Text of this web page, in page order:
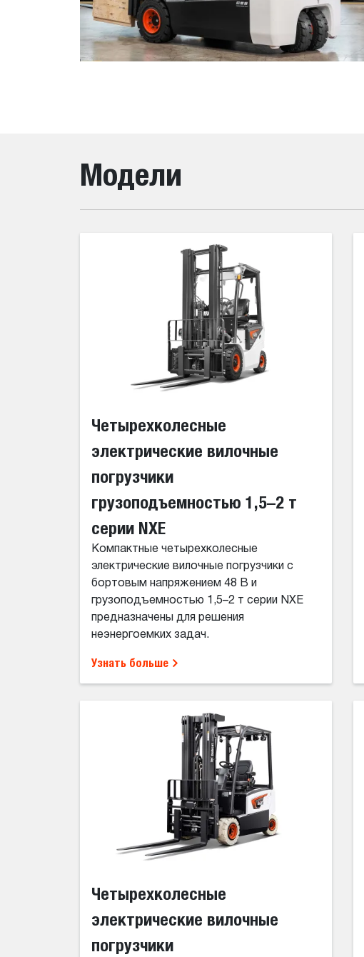
Модели
Четырехколесные
электрические вилочные
погрузчики
грузоподъемностью 1,5–2 т
серии NXE
Компактные четырехколесные
электрические вилочные погрузчики с
бортовым напряжением 48 В и
грузоподъемностью 1,5–2 т серии NXE
предназначены для решения
неэнергоемких задач.
Узнать больше
Четырехколесные
электрические вилочные
погрузчики